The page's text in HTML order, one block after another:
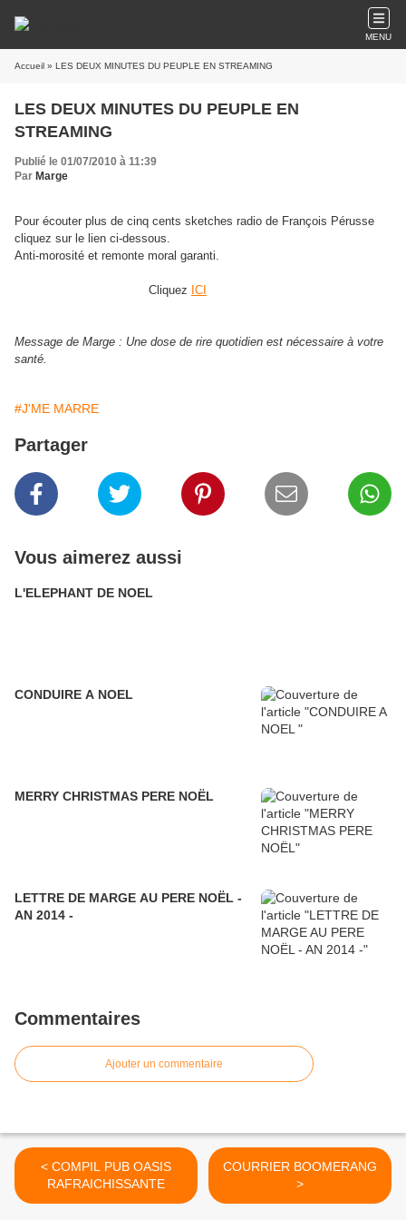
MENU
Accueil » LES DEUX MINUTES DU PEUPLE EN STREAMING
LES DEUX MINUTES DU PEUPLE EN
STREAMING
Publié le 01/07/2010 à 11:39
Par Marge
Pour écouter plus de cinq cents sketches radio de François Pérusse
cliquez sur le lien ci-dessous.
Anti-morosité et remonte moral garanti.
Cliquez ICI
Message de Marge : Une dose de rire quotidien est nécessaire à votre
santé.
#J'ME MARRE
Partager
Vous aimerez aussi
L'ELEPHANT DE NOEL
CONDUIRE A NOEL
MERRY CHRISTMAS PERE NOËL
LETTRE DE MARGE AU PERE NOËL -
AN 2014 -
Commentaires
Ajouter un commentaire
< COMPIL PUB OASIS
RAFRAICHISSANTE
COURRIER BOOMERANG
>